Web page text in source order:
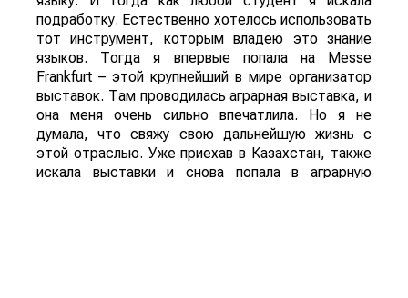
подработку. Естественно хотелось использовать
тот инструмент, которым владею это знание
языков. Тогда я впервые попала на Messe
Frankfurt – этой крупнейший в мире организатор
выставок. Там проводилась аграрная выставка, и
она меня очень сильно впечатлила. Но я не
думала, что свяжу свою дальнейшую жизнь с
этой отраслью. Уже приехав в Казахстан, также
искала выставки и снова попала в аграрную